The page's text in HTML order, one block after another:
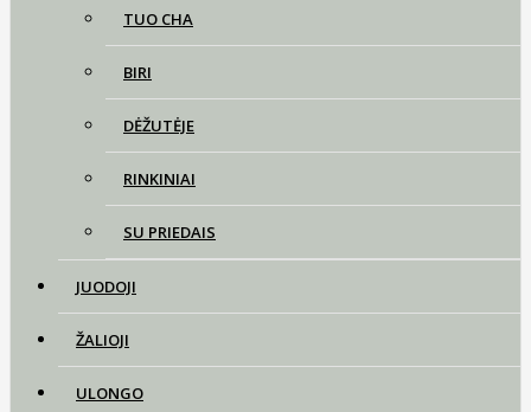
TUO CHA
BIRI
DĖŽUTĖJE
RINKINIAI
SU PRIEDAIS
JUODOJI
ŽALIOJI
ULONGO